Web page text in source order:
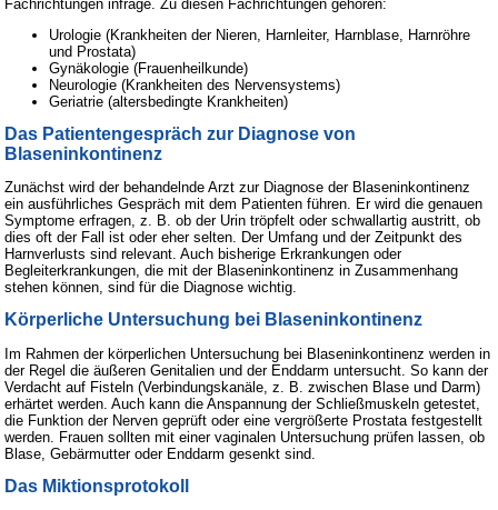
Fachrichtungen infrage. Zu diesen Fachrichtungen gehören:
Urologie (Krankheiten der Nieren, Harnleiter, Harnblase, Harnröhre
und Prostata)
Gynäkologie (Frauenheilkunde)
Neurologie (Krankheiten des Nervensystems)
Geriatrie (altersbedingte Krankheiten)
Das Patientengespräch zur Diagnose von
Blaseninkontinenz
Zunächst wird der behandelnde Arzt zur Diagnose der Blaseninkontinenz
ein ausführliches Gespräch mit dem Patienten führen. Er wird die genauen
Symptome erfragen, z. B. ob der Urin tröpfelt oder schwallartig austritt, ob
dies oft der Fall ist oder eher selten. Der Umfang und der Zeitpunkt des
Harnverlusts sind relevant. Auch bisherige Erkrankungen oder
Begleiterkrankungen, die mit der Blaseninkontinenz in Zusammenhang
stehen können, sind für die Diagnose wichtig.
Körperliche Untersuchung bei Blaseninkontinenz
Im Rahmen der körperlichen Untersuchung bei Blaseninkontinenz werden in
der Regel die äußeren Genitalien und der Enddarm untersucht. So kann der
Verdacht auf Fisteln (Verbindungskanäle, z. B. zwischen Blase und Darm)
erhärtet werden. Auch kann die Anspannung der Schließmuskeln getestet,
die Funktion der Nerven geprüft oder eine vergrößerte Prostata festgestellt
werden. Frauen sollten mit einer vaginalen Untersuchung prüfen lassen, ob
Blase, Gebärmutter oder Enddarm gesenkt sind.
Das Miktionsprotokoll